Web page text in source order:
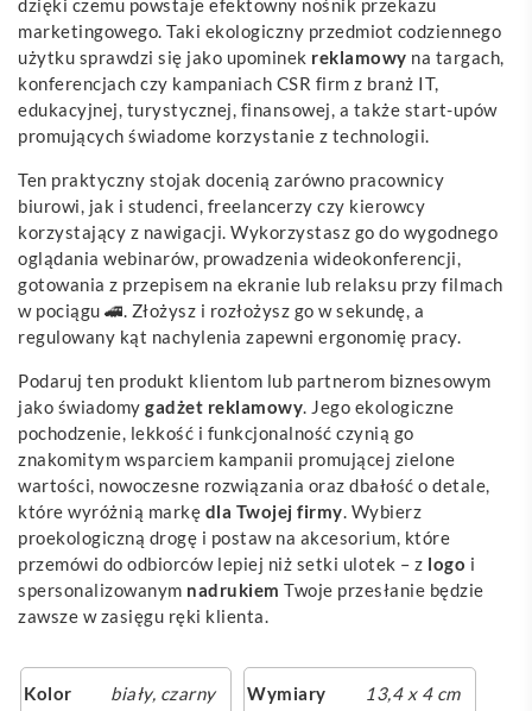
dzięki czemu powstaje efektowny nośnik przekazu
marketingowego. Taki ekologiczny przedmiot codziennego
użytku sprawdzi się jako upominek reklamowy na targach,
konferencjach czy kampaniach CSR firm z branż IT,
edukacyjnej, turystycznej, finansowej, a także start-upów
promujących świadome korzystanie z technologii.
Ten praktyczny stojak docenią zarówno pracownicy
biurowi, jak i studenci, freelancerzy czy kierowcy
korzystający z nawigacji. Wykorzystasz go do wygodnego
oglądania webinarów, prowadzenia wideokonferencji,
gotowania z przepisem na ekranie lub relaksu przy filmach
w pociągu 🚄. Złożysz i rozłożysz go w sekundę, a
regulowany kąt nachylenia zapewni ergonomię pracy.
Podaruj ten produkt klientom lub partnerom biznesowym
jako świadomy gadżet reklamowy. Jego ekologiczne
pochodzenie, lekkość i funkcjonalność czynią go
znakomitym wsparciem kampanii promującej zielone
wartości, nowoczesne rozwiązania oraz dbałość o detale,
które wyróżnią markę dla Twojej firmy. Wybierz
proekologiczną drogę i postaw na akcesorium, które
przemówi do odbiorców lepiej niż setki ulotek – z logo i
spersonalizowanym nadrukiem Twoje przesłanie będzie
zawsze w zasięgu ręki klienta.
Kolor biały, czarny Wymiary 13,4 x 4 cm